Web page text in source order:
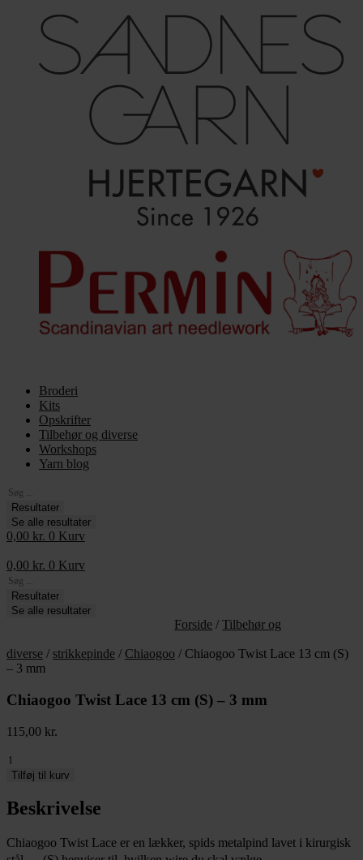
Broderi
Kits
Opskrifter
Tilbehør og diverse
Workshops
Yarn blog
Search
...Resultater
Se alle resultater
0,00 kr. 0 Kurv
0,00 kr. 0 Kurv
Search
...Resultater
Se alle resultater
Forside /Tilbehør og
diverse / strikkepinde / Chiaogoo / Chiaogoo Twist Lace 13 cm (S)
– 3 mm
Chiaogoo Twist Lace 13 cm (S) – 3 mm
115,00 kr.
Chiaogoo
Twist
13
cm
-
Tilføj til kurv
Beskrivelse
Chiaogoo Twist Lace er en lækker, spids metalpind lavet i kirurgisk